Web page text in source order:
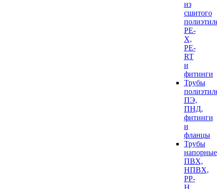
из
сшитого
PE-
X,
PE-
RT
и
фитинги
Трубы
ПЭ,
ПНД,
фитинги
и
фланцы
Трубы
напорные
ПВХ,
НПВХ,
PP-
H